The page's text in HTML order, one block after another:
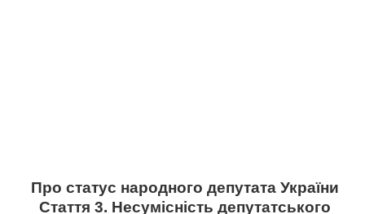
Про статус народного депутата України
Стаття 3. Несумісність депутатського